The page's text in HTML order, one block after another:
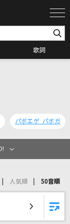
歌詞
覧
パボエゲ パボガ
人気順 50音順